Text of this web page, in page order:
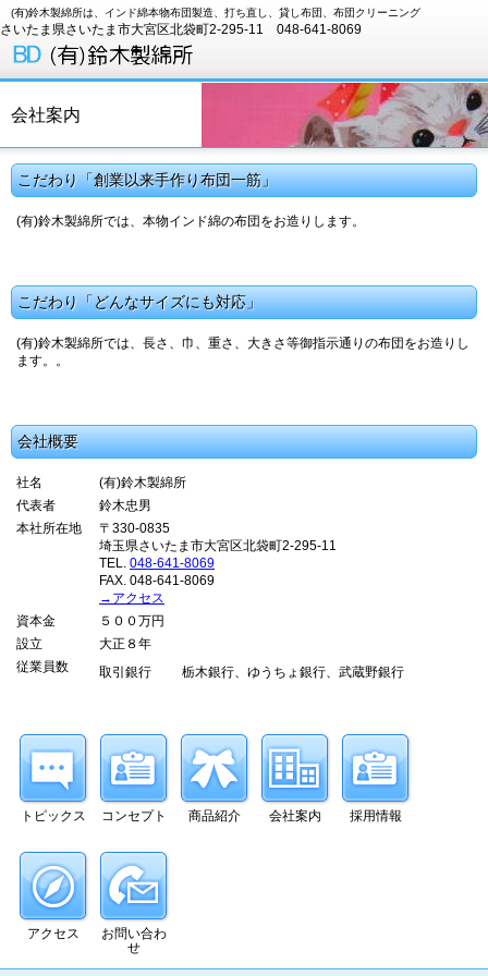
(有)鈴木製綿所は、インド綿本物布団製造、打ち直し、貸し布団、布団クリーニング
さいたま県さいたま市大宮区北袋町2-295-11 048-641-8069
会社案内
こだわり「創業以来手作り布団一筋」
(有)鈴木製綿所では、本物インド綿の布団をお造りします。
こだわり「どんなサイズにも対応」
(有)鈴木製綿所では、長さ、巾、重さ、大きさ等御指示通りの布団をお造りし
ます。。
会社概要
社名
(有)鈴木製綿所
代表者
鈴木忠男
本社所在地
〒330-0835
埼玉県さいたま市大宮区北袋町2-295-11
TEL. 048-641-8069
FAX. 048-641-8069
→アクセス
資本金
５００万円
設立
大正８年
従業員数
取引銀行 栃木銀行、ゆうちょ銀行、武蔵野銀行
トピックス コンセプト 商品紹介 会社案内 採用情報
アクセス
お問い合わ
せ